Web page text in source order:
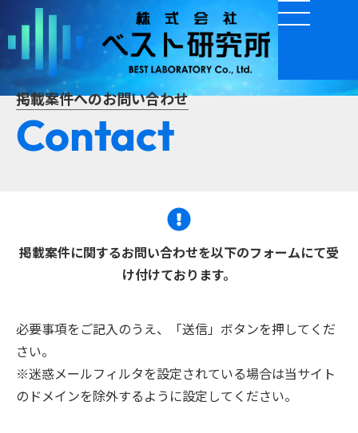
掲載案件へのお問い合わせ
Contact
掲載案件に関するお問い合わせを以下のフォームにて受
け付けております。
必要事項をご記入のうえ、「送信」ボタンを押してくだ
さい。
※迷惑メールフィルタを設定されている場合は当サイト
のドメインを除外するように設定してください。